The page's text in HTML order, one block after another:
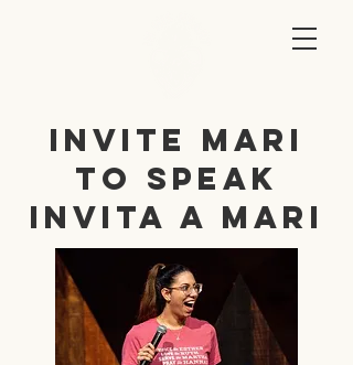
Invite Mari
to Speak
Invita a mari